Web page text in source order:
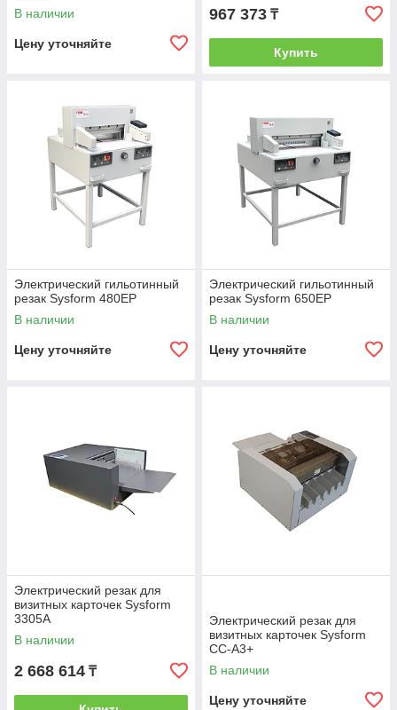
В наличии
Цену уточняйте
967 373 ₸
Купить
Электрический гильотинный
резак Sysform 480EP
В наличии
Цену уточняйте
Электрический гильотинный
резак Sysform 650EP
В наличии
Цену уточняйте
Электрический резак для
визитных карточек Sysform
3305A
В наличии
2 668 614 ₸
Электрический резак для
визитных карточек Sysform
CC-A3+
В наличии
Цену уточняйте